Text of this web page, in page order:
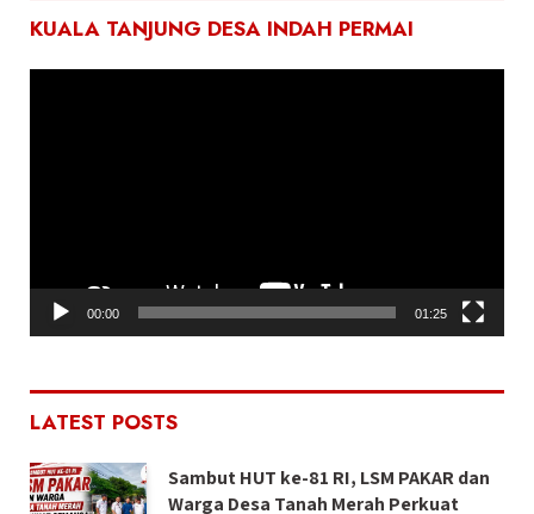
KUALA TANJUNG DESA INDAH PERMAI
00:00 01:25
LATEST POSTS
Sambut HUT ke-81 RI, LSM PAKAR dan
Warga Desa Tanah Merah Perkuat